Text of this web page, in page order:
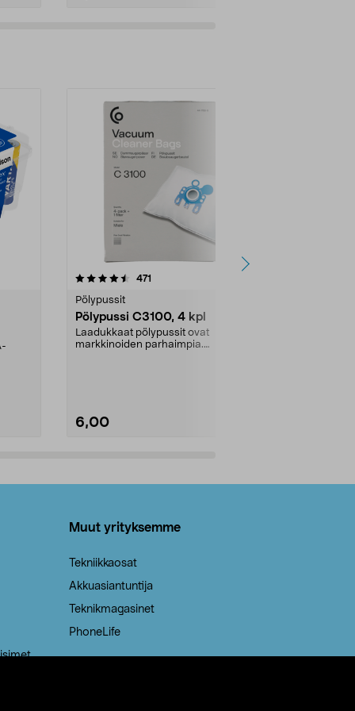
471
Pölypussit
Pölypussi C3100, 4 kpl
Laadukkaat pölypussit ovat
markkinoiden parhaimpia.
6,00
4.5viidestä
Muut yrityksemme
Tekniikkaosat
Akkuasiantuntija
Teknikmagasinet
PhoneLife